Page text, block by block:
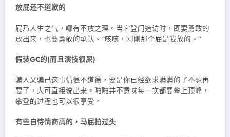
放屁还不道歉的
屁乃人生之气，哪有不放之理。当它登门造访时，既要勇敢的
放出来，也要勇敢的承认。“咳咳，刚刚那个屁是我放的。”
假装GC的(而且演技很屎)
骗人又骗己这事情很不道德，要是你已经欲求满满的了不想再
要了，大可直接说出来。啪啪并不意味每一次都要攀上顶峰，
攀登的过程也可以很享受。
有些自恃情商高的，马屁拍过头